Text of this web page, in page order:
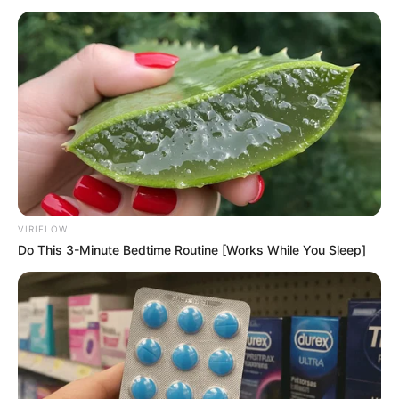
Heidesee in Holdorf
Mit seinem feinen weißen Sandstrand ist
der Heidesee in Holdorf an warmen
Sommertagen ein sehr beliebter Badesee.
Naturbad Fümmelsee in Wolfenbüttel
Am westlichen Stadtrand von Wolfenbüttel
kann im Sommer ein Badesee mit allen
Annehmlichkeiten eines Freibads
aufgesucht werden.
Oberharzer Wasserregal
Hierbei handelt es sich um ein
umfangreiches System zur Umleitung und
Speicherung von Wasser, das Wasserräder
in den Bergwerken des Oberharzer Bergbaus antrieb. Es
gehört zu den größten für den Bergbau entwickelten
VIRIFLOW
Do This 3-Minute Bedtime Routine [Works While You Sleep]